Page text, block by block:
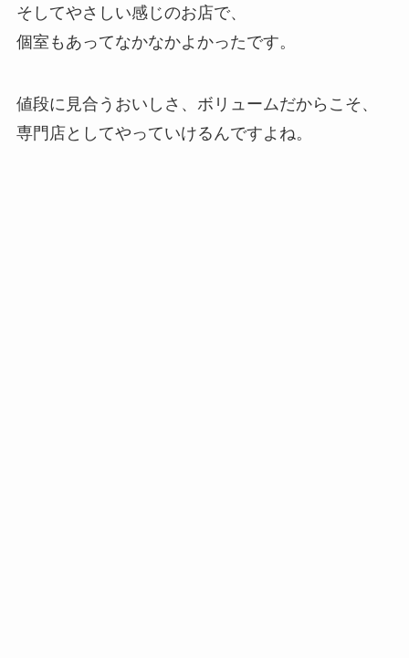
そしてやさしい感じのお店で、
個室もあってなかなかよかったです。
値段に見合うおいしさ、ボリュームだからこそ、
専門店としてやっていけるんですよね。